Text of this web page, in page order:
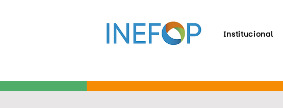
Institucional